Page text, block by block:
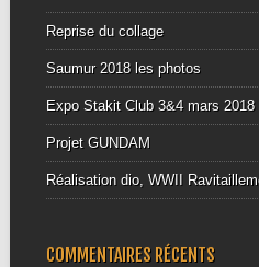
Reprise du collage
Saumur 2018 les photos
Expo Stakit Club 3&4 mars 2018
Projet GUNDAM
Réalisation dio, WWII
COMMENTAIRES RÉCENTS